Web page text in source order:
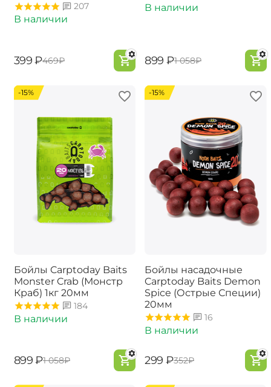
207
В наличии
‍399‍ ₽‍469‍₽
В наличии
‍899‍ ₽‍1 058‍₽
-15%
Бойлы Carptoday Baits
Monster Crab (Монстр
Краб) 1кг 20мм
184
В наличии
‍899‍ ₽‍1 058‍₽
-15%
Бойлы насадочные
Carptoday Baits Demon
Spice (Острые Специи)
20мм
16
В наличии
‍299‍ ₽‍352‍₽